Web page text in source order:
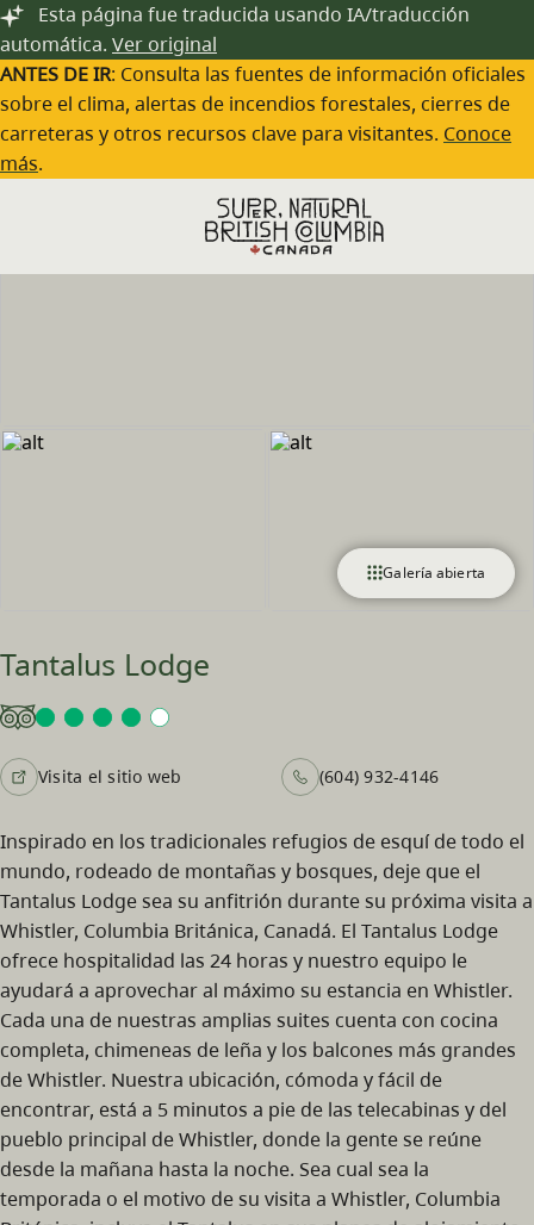
Saltar al contenido principal
Esta página fue traducida usando IA/traducción
automática. Ver original
ANTES DE IR: Consulta las fuentes de información oficiales
sobre el clima, alertas de incendios forestales, cierres de
carreteras y otros recursos clave para visitantes. Conoce
más.
Galería abierta
Tantalus Lodge
Visita el sitio web (604) 932-4146
Inspirado en los tradicionales refugios de esquí de todo el
mundo, rodeado de montañas y bosques, deje que el
Tantalus Lodge sea su anfitrión durante su próxima visita a
Whistler, Columbia Británica, Canadá. El Tantalus Lodge
ofrece hospitalidad las 24 horas y nuestro equipo le
ayudará a aprovechar al máximo su estancia en Whistler.
Cada una de nuestras amplias suites cuenta con cocina
completa, chimeneas de leña y los balcones más grandes
de Whistler. Nuestra ubicación, cómoda y fácil de
encontrar, está a 5 minutos a pie de las telecabinas y del
pueblo principal de Whistler, donde la gente se reúne
desde la mañana hasta la noche. Sea cual sea la
temporada o el motivo de su visita a Whistler, Columbia